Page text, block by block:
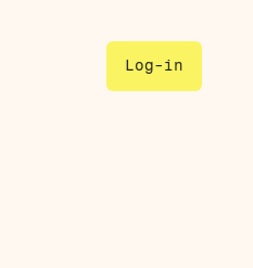
Log-in